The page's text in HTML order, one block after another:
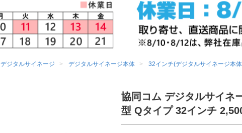
デジタルサイネージ デジタルサイネージ本体 32インチ(デジタルサイネージ本
協同コム デジタルサイネ
型 Qタイプ 32インチ